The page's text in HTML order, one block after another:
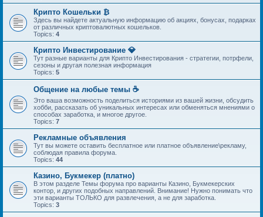
Крипто Кошельки ₿
Здесь вы найдете актуальную информацию об акциях, бонусах, подарках
от различных криптовалютных кошельков.
Topics: 4
Крипто Инвестирование 💎
Тут разные варианты для Крипто Инвестирования - стратегии, потрфели,
сезоны и другая полезная информация
Topics: 5
Общение на любые темы ☕
Это ваша возможность поделиться историями из вашей жизни, обсудить
хобби, рассказать об уникальных интересах или обменяться мнениями о
способах заработка, и многое другое.
Topics: 7
Рекламные объявления
Тут вы можете оставить бесплатное или платное объявление\рекламу,
соблюдая правила форума.
Topics: 44
Казино, Букмекер (платно)
В этом разделе Темы форума про варианты Казино, Букмекерских
контор, и других подобных направлений. Внимание! Нужно понимать что
эти варианты ТОЛЬКО для развлечения, а не для заработка.
Topics: 3